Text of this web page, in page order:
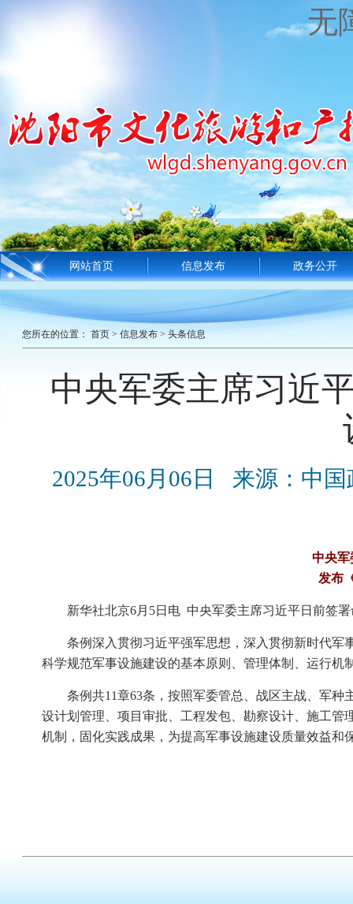
无
网站首页 信息发布 政务公开
您所在的位置： 首页 > 信息发布 > 头条信息
中央军委主席习近
2025年06月06日 来源：中国
中央军
发布
新华社北京6月5日电 中央军委主席习近平日前签
条例深入贯彻习近平强军思想，深入贯彻新时代
科学规范军事设施建设的基本原则、管理体制、运行
条例共11章63条，按照军委管总、战区主战、军
设计划管理、项目审批、工程发包、勘察设计、施工
机制，固化实践成果，为提高军事设施建设质量效益和